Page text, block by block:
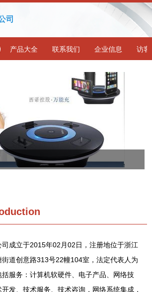
司
产品大全 联系我们 企业信息 访客
成立于2015年02月02日，注册地位于浙江
道创意路313号22幢104室，法定代表人为
服务：计算机软硬件、电子产品、网络技
发、技术服务、技术咨询，网络系统集成，